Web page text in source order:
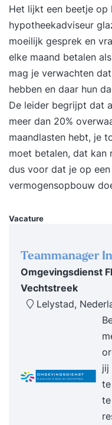
overstijgt We werken o.a. aan
verhaal Plot/ story
Beeldend vertellen
verhaal Ethos,
Stijlmiddelen Kleine
toevoegen
technieken Regie
jouw verhaal Na deze training van 2 dagen:
Beschik jij over de
verhaal beeldend
persoonlijke of
en presenteren Ben
inspireren. Deze training wordt op aanvraag in
trainer zal
opnemen voor de
Het lijkt een beetje
hypotheekadviseur
moeilijk gesprek en
elke maand betalen
mag je verwachten
hebben en daar hun
De leider begrijpt dat
meer dan 20%
maandlasten hebt, je
moet betalen, dat kan
dus voor dat je op
vermogensopbouw
Vacature
Teammanager
Omgevingsdienst
Vechtstreek
Lelystad,
jij